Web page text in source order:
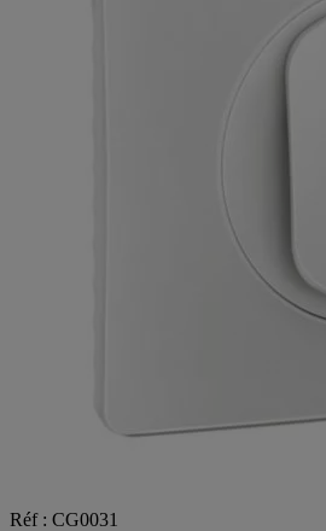
Réf : CG0031